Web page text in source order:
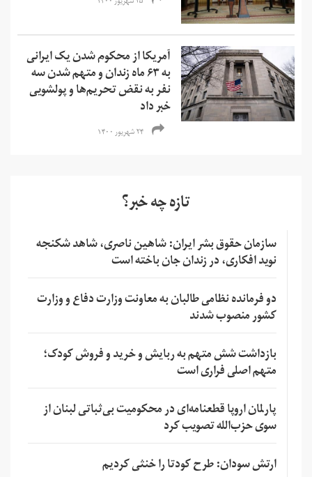
آمریکا از محکوم شدن یک ایرانی
به ۶۳ ماه زندان و متهم شدن سه
نفر به نقض تحریم‌ها و‌ پولشویی
خبر داد
۲۴ شهریور ۱۴۰۰
تازه چه خبر؟
سازمان حقوق بشر ایران: شاهین ناصری، شاهد شکنجه
نوید افکاری، در زندان جان باخته است
دو فرمانده نظامی طالبان به معاونت وزارت دفاع و وزارت
کشور منصوب شدند
بازداشت شش متهم به ربایش و خرید و فروش کودک؛
متهم اصلی فراری است
پارلمان اروپا قطعنامه‌ای در محکومیت بی‌ثباتی لبنان از
سوی حزب‌الله تصویب کرد
ارتش سودان: طرح کودتا را خنثی کردیم